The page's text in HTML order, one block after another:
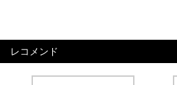
レコメンド